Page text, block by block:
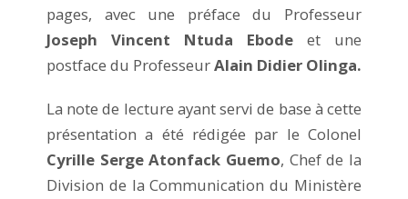
pages, avec une préface du Professeur
Joseph Vincent Ntuda Ebode et une
postface du ProfesseurAlain Didier Olinga.
La note de lecture ayant servi de base à cette
présentation a été rédigée par le Colonel
Cyrille Serge Atonfack Guemo, Chef de la
Division de la Communication du Ministère